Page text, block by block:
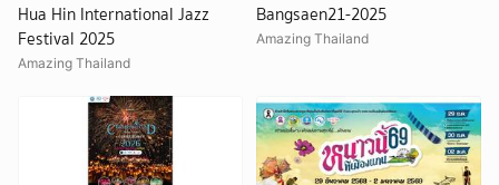
Hua Hin International Jazz
Festival 2025
Amazing Thailand
Bangsaen21-2025
Amazing Thailand